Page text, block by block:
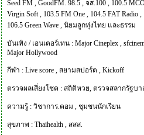
Seed FM , GoodFM. 98.5 , จส.100 , 100.5
Virgin Soft, 103.5 FM One , 104.5 FAT Radio ,
106.5 Green Wave , นิยมลูกทุ่งไทย และธรรม
บันเทิง / เอนเตอร์เทน : Major Cineplex ,
Major Hollywood
กีฬา : Live score , สยามสปอร์ต , Kickoff
ตรวจผลเสี่ยงโชค : สถิติหวย, ตรวจสลากรัฐบา
ความรู้ : วิชาการ.คอม , ชุมชนนักเรียน
สุขภาพ : Thaihealth , สสส.